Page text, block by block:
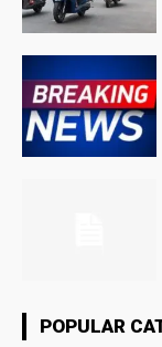
POPULAR